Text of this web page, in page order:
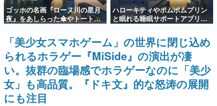
新世代に訊く
これからのデジタルゲーム市場を担う若きクリエイター達
の姿を追い、彼らのルーツと情熱を探っていきます。
ゲーム世代の作家たち
ゲームに多大な影響を受けた作家さんに取材し、ゲームが
日本のコンテンツ産業やカルチャーに与えた影響を探る企
画です。
日本モバイルゲーム産業史
日本のモバイルゲーム史における主要なトピック・タイト
ゴッホの名画『ローヌ川の星月
夜』をあしらった傘やトートバ
ッグなどが登場。8月7日21時よ
り2日間限定で予約販売
ハローキティやポムポムプリン
と眠れる睡眠サポートアプリ
『ゆめたび』が配信中。キャラ
ごとのASMRや目覚ましアラー
ムも搭載
「美少女スマホゲーム」の世界に閉じ込め
られるホラゲー『MiSide』の演出が凄
い。抜群の臨場感でホラゲーなのに「美少
女」も高品質。『ドキ文』的な怒涛の展開
にも注目